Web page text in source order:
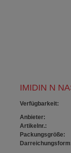
IMIDIN N
Verfügbarkeit:
Anbieter:
Artikelnr.:
Packungsgröße: